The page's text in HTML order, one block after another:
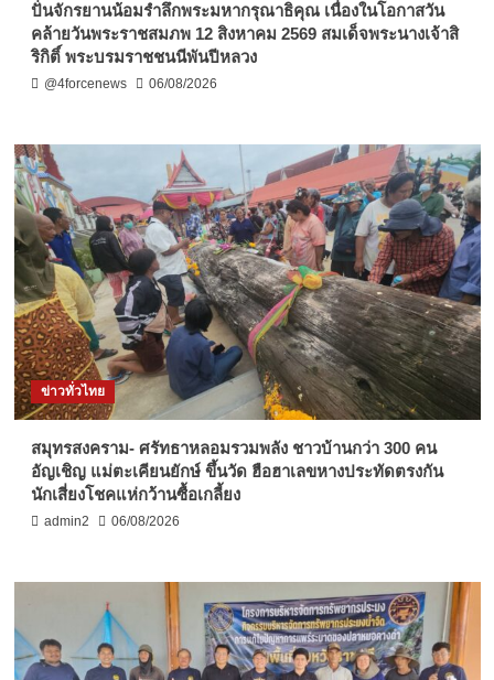
ปั่นจักรยานน้อมรำลึกพระมหากรุณาธิคุณ เนื่องในโอกาสวัน
คล้ายวันพระราชสมภพ 12 สิงหาคม 2569 สมเด็จพระนางเจ้าสิ
ริกิติ์ พระบรมราชชนนีพันปีหลวง
@4forcenews 06/08/2026
ข่าวทั่วไทย
สมุทรสงคราม- ศรัทธาหลอมรวมพลัง ชาวบ้านกว่า 300 คน
อัญเชิญ แม่ตะเคียนยักษ์ ขึ้นวัด ฮือฮาเลขหางประทัดตรงกัน
นักเสี่ยงโชคแห่กว้านซื้อเกลี้ยง
admin2 06/08/2026